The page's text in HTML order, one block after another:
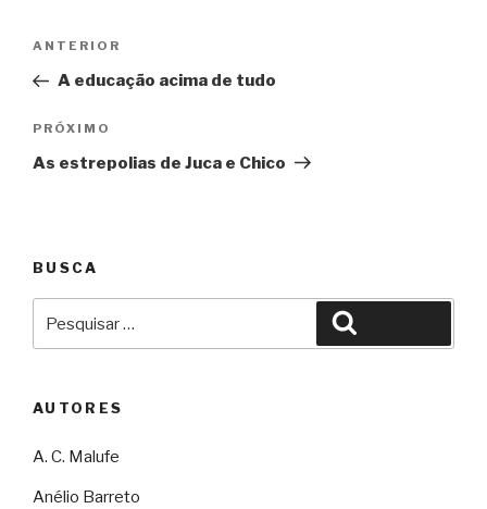
Post
Anterior
ANTERIOR
A educação acima de tudo
Próximo
PRÓXIMO
As estrepolias de Juca e Chico
BUSCA
por:
AUTORES
A. C. Malufe
Anélio Barreto